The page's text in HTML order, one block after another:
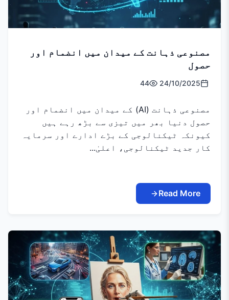
مصنوعی ذہانت کے میدان میں انضمام اور
حصول
24/10/2025
44
مصنوعی ذہانت (AI) کے میدان میں انضمام اور
حصول دنیا بھر میں تیزی سے بڑھ رہے ہیں
کیونکہ ٹیکنالوجی کے بڑے ادارے اور سرمایہ
کار جدید ٹیکنالوجی، اعلیٰ...
Read More